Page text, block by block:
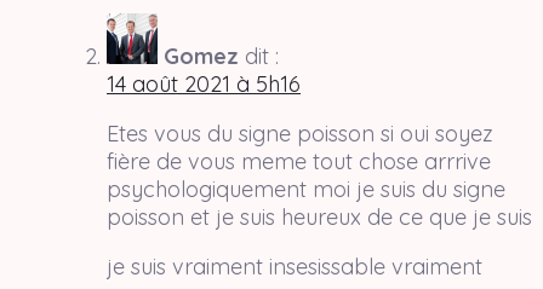
Gomez dit :
14 août 2021 à 5h16
Etes vous du signe poisson si oui soyez
fière de vous meme tout chose arrrive
psychologiquement moi je suis du signe
poisson et je suis heureux de ce que je suis
je suis vraiment insesissable vraiment